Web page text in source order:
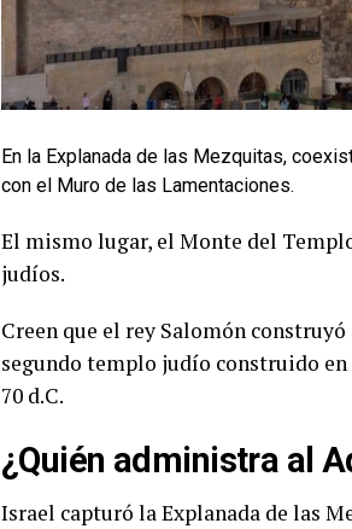
En la Explanada de las Mezquitas,
con el Muro de las Lamentaciones.
El mismo lugar, el Monte del
judíos.
Creen que el rey Salomón
segundo templo judío construido
70 d.C.
¿Quién administra al
Israel capturó la Explanada de las